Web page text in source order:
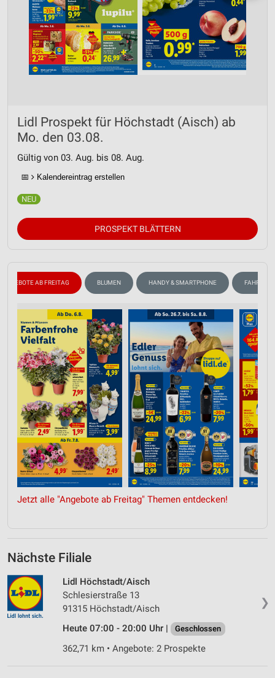
Lidl Prospekt für Höchstadt (Aisch) ab
Mo. den 03.08.
Gültig von 03. Aug. bis 08. Aug.
📅 Kalendereintrag erstellen
PROSPEKT BLÄTTERN
ANGEBOTE AB FREITAG BLUMEN HANDY & SMARTPHONE FAHRRAD
Jetzt alle "Angebote ab Freitag" Themen entdecken!
Nächste Filiale
❯
Lidl Höchstadt/Aisch
Schlesierstraße 13
91315 Höchstadt/Aisch
Heute 07:00 - 20:00 Uhr |
Geschlossen
362,71 km • Angebote: 2 Prospekte